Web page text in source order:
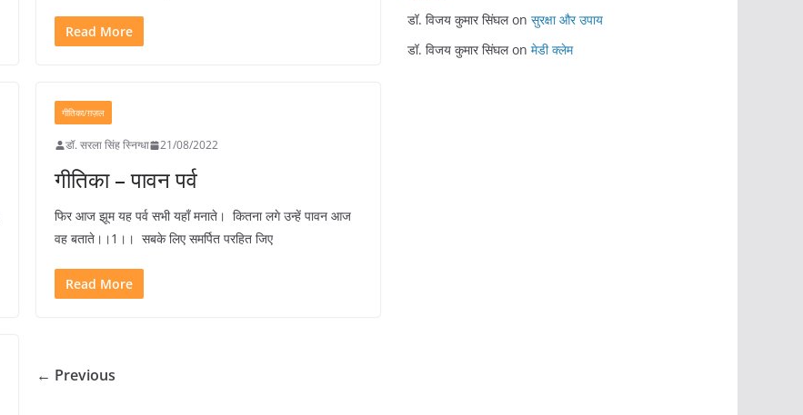
Read More
गीतिका/ग़ज़ल
डॉ. सरला सिंह स्निग्धा 21/08/2022
गीतिका – पावन पर्व
फिर आज झूम यह पर्व सभी यहाँ मनाते। कितना लगे उन्हें पावन आज
वह बताते।।1।। सबके लिए समर्पित परहित जिए
Read More
← Previous
डॉ. विजय कुमार सिंघलon सुरक्षा और उपाय
डॉ. विजय कुमार सिंघलon मेडी क्लेम